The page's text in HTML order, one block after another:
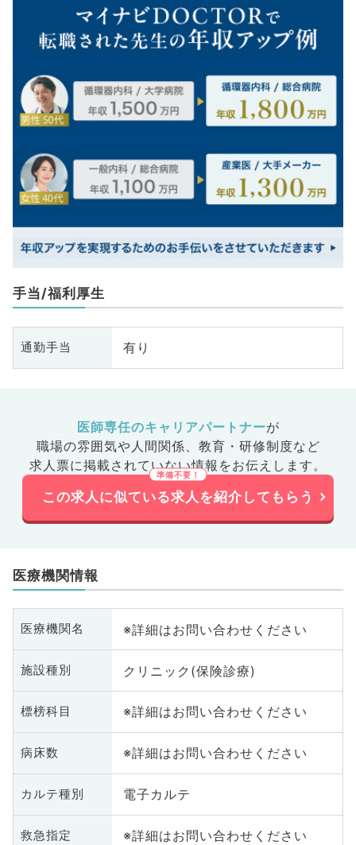
手当/福利厚生
通勤手当 有り
医師専任のキャリアパートナーが
職場の雰囲気や人間関係、 教育・研修制度など
求人票に掲載されていない情報をお伝えします。
この求人に似ている求人を紹介してもらう
医療機関情報
医療機関名 ※詳細はお問い合わせください
施設種別 クリニック(保険診療)
標榜科目 ※詳細はお問い合わせください
病床数 ※詳細はお問い合わせください
カルテ種別 電子カルテ
救急指定 ※詳細はお問い合わせください